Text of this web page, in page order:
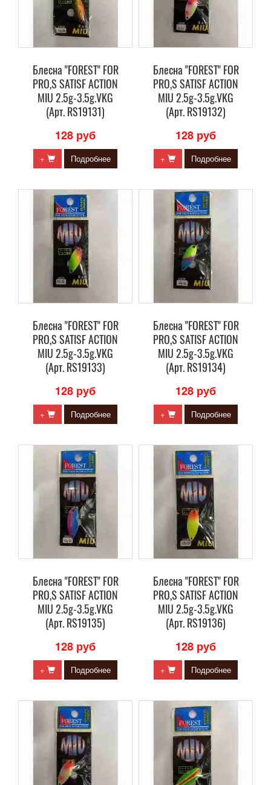
Блесна "FOREST" FOR
PRO,S SATISF ACTION
MIU 2.5g-3.5g.VKG
(Арт. RS19131)
128 руб
+ Подробнее
Блесна "FOREST" FOR
PRO,S SATISF ACTION
MIU 2.5g-3.5g.VKG
(Арт. RS19132)
128 руб
+ Подробнее
Блесна "FOREST" FOR
PRO,S SATISF ACTION
MIU 2.5g-3.5g.VKG
(Арт. RS19133)
128 руб
+ Подробнее
Блесна "FOREST" FOR
PRO,S SATISF ACTION
MIU 2.5g-3.5g.VKG
(Арт. RS19134)
128 руб
+ Подробнее
Блесна "FOREST" FOR
PRO,S SATISF ACTION
MIU 2.5g-3.5g.VKG
(Арт. RS19135)
128 руб
+ Подробнее
Блесна "FOREST" FOR
PRO,S SATISF ACTION
MIU 2.5g-3.5g.VKG
(Арт. RS19136)
128 руб
+ Подробнее